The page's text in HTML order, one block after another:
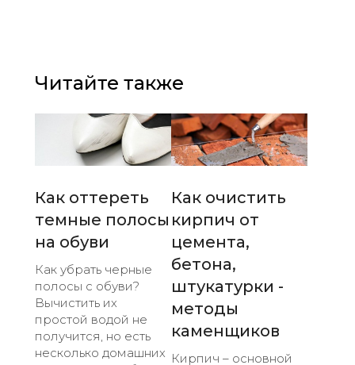
Читайте также
Как оттереть
темные полосы
на обуви
Как убрать черные
полосы с обуви?
Вычистить их
простой водой не
получится, но есть
несколько домашних
Как очистить
кирпич от
цемента,
бетона,
штукатурки -
методы
каменщиков
Кирпич – основной